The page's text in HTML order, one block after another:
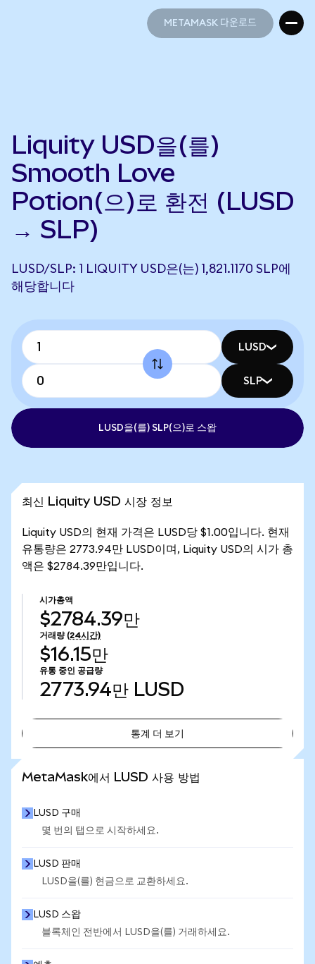
METAMASK 다운로드
Liquity USD을(를)
Smooth Love
Potion(으)로 환전 (LUSD
→ SLP)
LUSD/SLP: 1 LIQUITY USD은(는) 1,821.1170 SLP에
해당합니다
LUSD
SLP
LUSD을(를) SLP(으)로 스왑
최신 Liquity USD 시장 정보
Liquity USD의 현재 가격은 LUSD당 $1.00입니다. 현재
유통량은 2773.94만 LUSD이며, Liquity USD의 시가 총
액은 $2784.39만입니다.
시가총액
$2784.39만
거래량 (24시간)
$16.15만
유통 중인 공급량
2773.94만 LUSD
통계 더 보기
MetaMask에서 LUSD 사용 방법
LUSD 구매
몇 번의 탭으로 시작하세요.
LUSD 판매
LUSD을(를) 현금으로 교환하세요.
LUSD 스왑
블록체인 전반에서 LUSD을(를) 거래하세요.